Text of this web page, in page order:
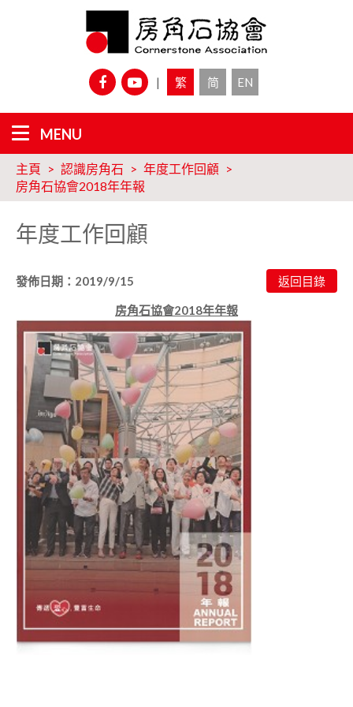
| 繁 简 EN
主頁 認識房角石
年度工作回顧
房角石協會2018年年報
年度工作回顧
發佈日期：2019/9/15
房角石協會2018年年報